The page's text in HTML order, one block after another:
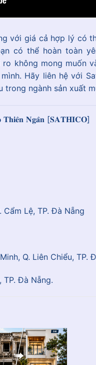
với giá cả hợp lý có
có thể hoàn toàn
không mong muốn
Hãy liên hệ với
trong ngành sản xuất
𝐓𝐡𝐢𝐞̂𝐧 𝐍𝐠𝐚̂𝐧 [𝐒𝐀𝐓𝐇𝐈𝐂𝐎]
Cẩm Lệ, TP. Đà Nẵng
Q. Liên Chiểu, TP.
TP. Đà Nẵng.